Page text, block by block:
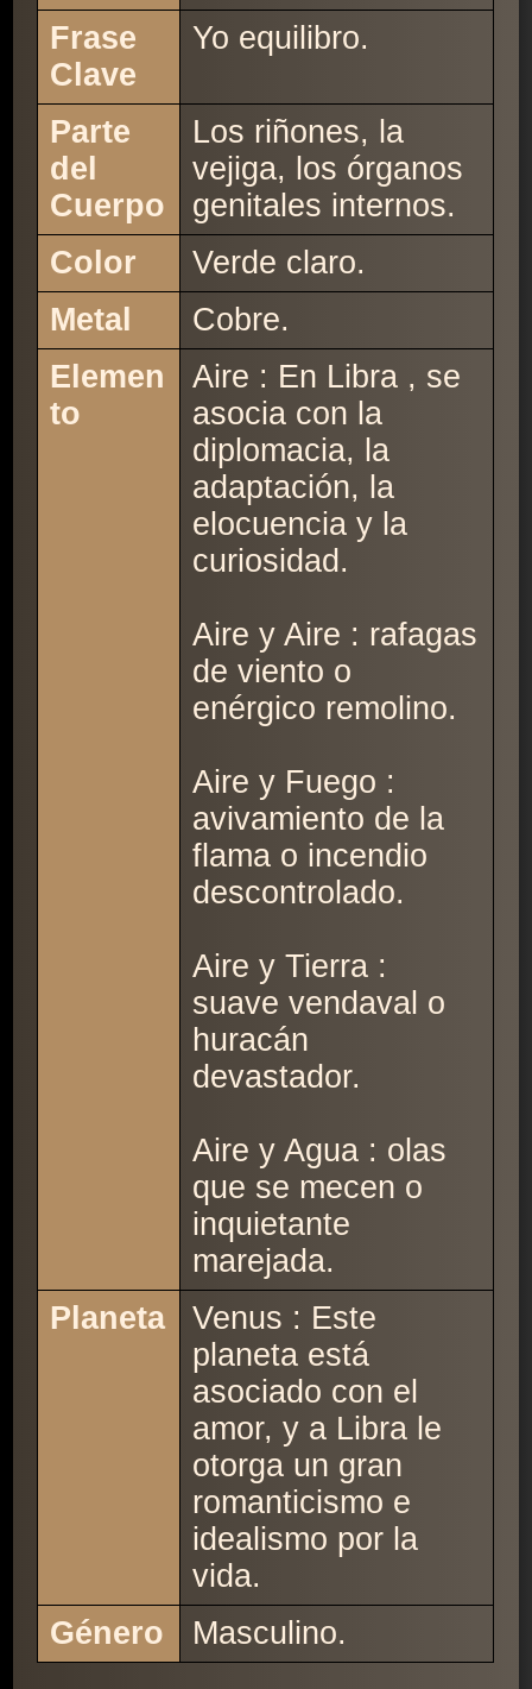
Frase
Clave
Yo equilibro.
Parte
del
Cuerpo
Los riñones, la
vejiga, los órganos
genitales internos.
Color
Verde claro.
Metal
Cobre.
Elemen
to
Aire : En Libra , se
asocia con la
diplomacia, la
adaptación, la
elocuencia y la
curiosidad.
Aire y Aire : rafagas
de viento o
enérgico remolino.
Aire y Fuego :
avivamiento de la
flama o incendio
descontrolado.
Aire y Tierra :
suave vendaval o
huracán
devastador.
Aire y Agua : olas
que se mecen o
inquietante
marejada.
Planeta
Venus : Este
planeta está
asociado con el
amor, y a Libra le
otorga un gran
romanticismo e
idealismo por la
vida.
Género
Masculino.